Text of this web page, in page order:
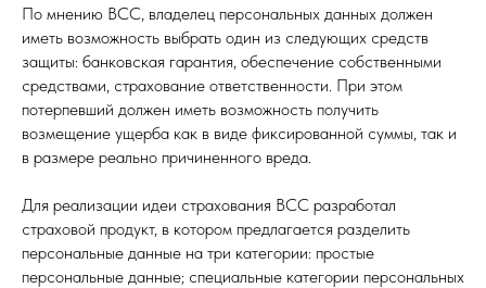
По мнению ВСС, владелец персональных данных должен
иметь возможность выбрать один из следующих средств
защиты: банковская гарантия, обеспечение собственными
средствами, страхование ответственности. При этом
потерпевший должен иметь возможность получить
возмещение ущерба как в виде фиксированной суммы, так и
в размере реально причиненного вреда.
Для реализации идеи страхования ВСС разработал
страховой продукт, в котором предлагается разделить
персональные данные на три категории: простые
персональные данные; специальные категории персональных